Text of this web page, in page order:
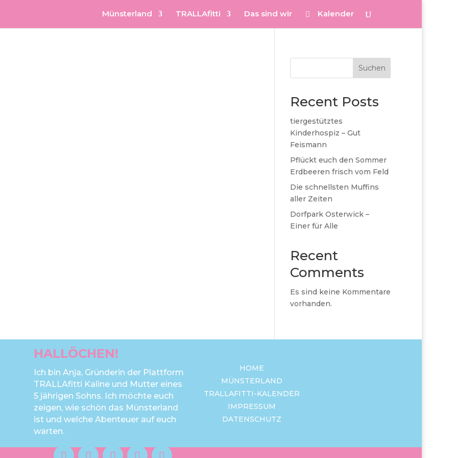
Münsterland TRALLAfitti Das sind wir Kalender
Suchen
Recent Posts
tiergestütztes
Kinderhospiz – Gut
Feismann
Pflückt euch den Sommer
Erdbeeren frisch vom Feld
Die schnellsten Muffins
aller Zeiten
Dorfpark Osterwick –
Einer für Alle
Recent
Comments
Es sind keine Kommentare
vorhanden.
HALLÖCHEN!
Ich bin Anja, Gründerin der Plattform
TRALLAfitti Kaline und Mutter eines
5 jährigen Sohns. Ich möchte euch
zeigen, wie schön das Münsterland
ist und welche Abenteuer auf euch
warten.
HOME
MÜNSTERLAND
TRALLAFITTI-KALENDER
IMPRESSUM
DATENSCHUTZ